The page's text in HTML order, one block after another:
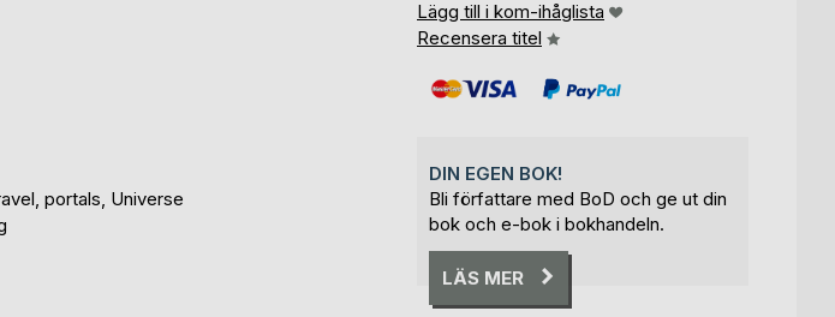
portals, Universe
Lägg till i kom-ihåglista
Recensera titel
DIN EGEN BOK!
Bli författare med BoD och ge ut din
bok och e-bok i bokhandeln.
LÄS MER